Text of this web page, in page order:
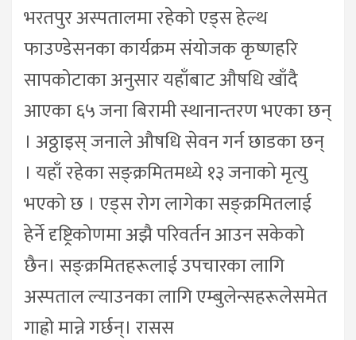
भरतपुर अस्पतालमा रहेको एड्स हेल्थ
फाउण्डेसनका कार्यक्रम संयोजक कृष्णहरि
सापकोटाका अनुसार यहाँबाट औषधि खाँदै
आएका ६५ जना बिरामी स्थानान्तरण भएका छन्
। अठ्ठाइस् जनाले औषधि सेवन गर्न छाडका छन्
। यहाँ रहेका सङ्क्रमितमध्ये १३ जनाको मृत्यु
भएको छ । एड्स रोग लागेका सङ्क्रमितलाई
हेर्ने दृष्ट्रिकोणमा अझै परिवर्तन आउन सकेको
छैन। सङ्क्रमितहरूलाई उपचारका लागि
अस्पताल ल्याउनका लागि एम्बुलेन्सहरूलेसमेत
गाह्रो मान्ने गर्छन्। रासस